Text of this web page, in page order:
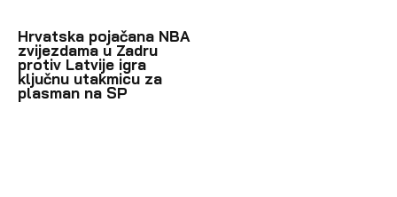
Hrvatska pojačana NBA
zvijezdama u Zadru
protiv Latvije igra
ključnu utakmicu za
plasman na SP